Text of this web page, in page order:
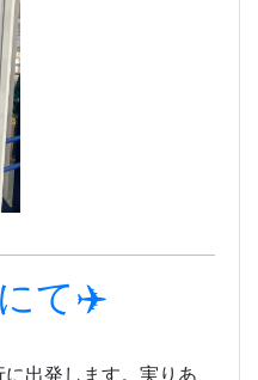
て✈️
出発します。実りあ